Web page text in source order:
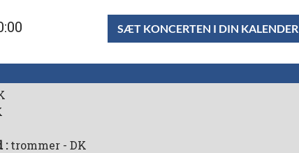
SÆT KONCERTEN I DIN KALENDER
trommer - DK